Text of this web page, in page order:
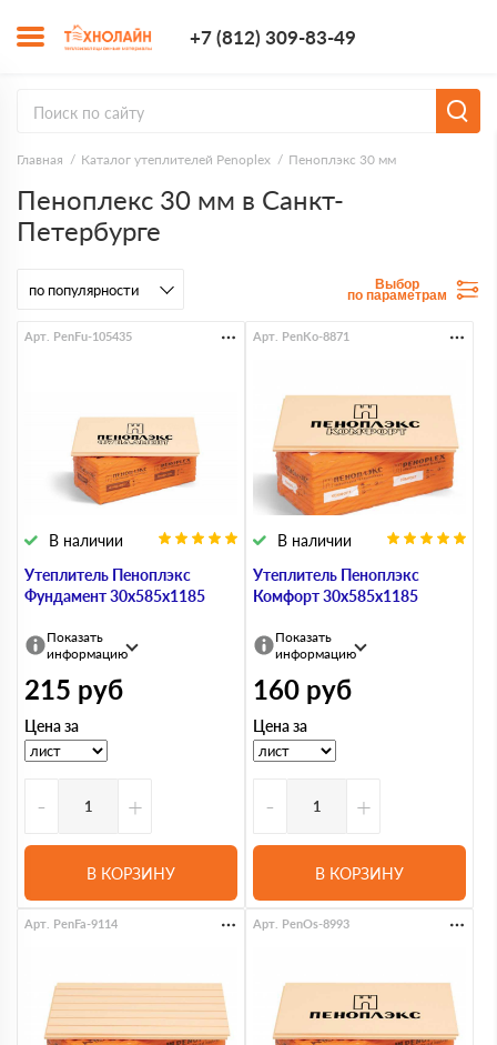
+7 (812) 309-83-49
Главная Каталог утеплителей Penoplex Пеноплэкс 30 мм
Пеноплекс 30 мм в Санкт-
Петербурге
Выбор
по параметрам
Утеплитель Пеноплэкс
Фундамент 30х585х1185
В наличии
Арт. PenFu-105435
Показать
информацию
215 руб
Цена за
- +
В КОРЗИНУ
Утеплитель Пеноплэкс
Комфорт 30х585х1185
В наличии
Арт. PenKo-8871
Показать
информацию
160 руб
Цена за
- +
В КОРЗИНУ
Арт. PenFa-9114 Арт. PenOs-8993